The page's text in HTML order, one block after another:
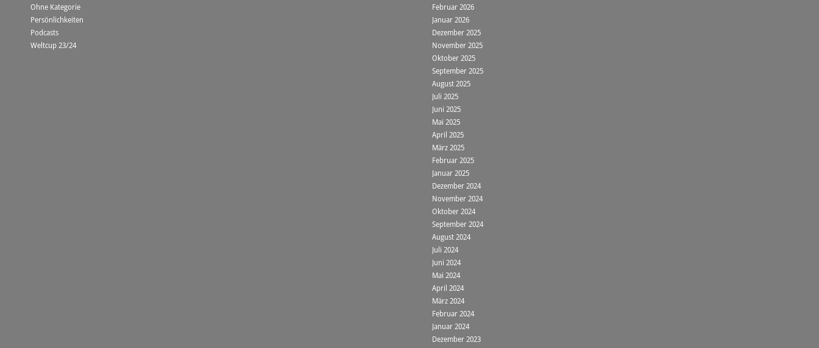
Ohne Kategorie
Persönlichkeiten
Podcasts
Weltcup 23/24
Februar 2026
Januar 2026
Dezember 2025
November 2025
Oktober 2025
September 2025
August 2025
Juli 2025
Juni 2025
Mai 2025
April 2025
März 2025
Februar 2025
Januar 2025
Dezember 2024
November 2024
Oktober 2024
September 2024
August 2024
Juli 2024
Juni 2024
Mai 2024
April 2024
März 2024
Februar 2024
Januar 2024
Dezember 2023